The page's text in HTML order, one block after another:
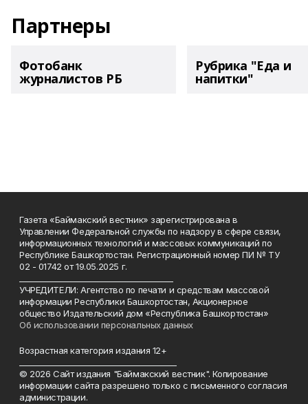
Партнеры
Фотобанк
журналистов РБ
Рубрика "Еда и
напитки"
Газета «Баймакский вестник» зарегистрирована в
Управлении Федеральной службы по надзору в сфере связи,
информационных технологий и массовых коммуникаций по
Республике Башкортостан. Регистрационный номер ПИ № ТУ
02 - 01742 от 19.05.2025 г.
УЧРЕДИТЕЛИ: Агентство по печати и средствам массовой
информации Республики Башкортостан, Акционерное
общество Издательский дом «Республика Башкортостан»
Об использовании персональных данных
Возрастная категория издания 12+
© 2026 Сайт издания "Баймакский вестник". Копирование
информации сайта разрешено только с письменного согласия
администрации.